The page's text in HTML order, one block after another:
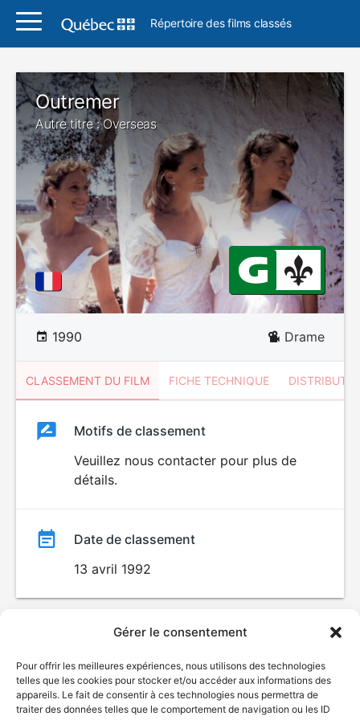
Gérer le consentement
Pour offrir les meilleures expériences, nous utilisons des technologies
telles que les cookies pour stocker et/ou accéder aux informations des
appareils. Le fait de consentir à ces technologies nous permettra de
traiter des données telles que le comportement de navigation ou les ID
Répertoire des films classés
Outremer
Autre titre : Overseas
1990 Drame
CLASSEMENT DU FILM FICHE TECHNIQUE
ClassementClassement
Motifs de classement
Veuillez nous contacter pour plus de
détails.
Date de classement
13 avril 1992